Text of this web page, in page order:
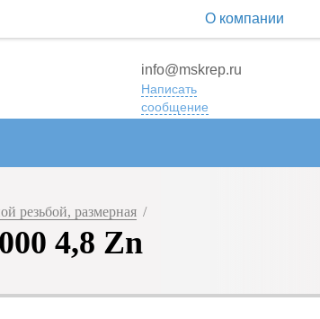
О компании
info@mskrep.ru
Написать
сообщение
резьбой, размерная /
4,8 Zn